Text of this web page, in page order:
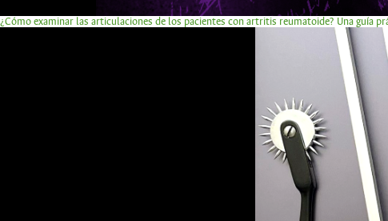
¿Cómo examinar las articulaciones de los pacientes con artritis reumatoide? Una guía